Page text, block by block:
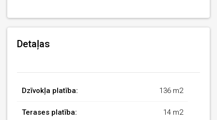
Detaļas
Dzīvokļa platība: 136 m2
Terases platība: 14 m2